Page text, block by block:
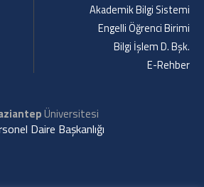
Akademik Bilgi Sistemi
Engelli Öğrenci Birimi
Bilgi İşlem D. Bşk.
E-Rehber
Üniversitesi
Daire Başkanlığı